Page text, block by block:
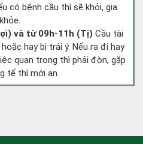
có bệnh cầu thì sẽ khỏi, gia
và từ 09h-11h (Tị) Cầu tài
hay bị trái ý. Nếu ra đi hay
quan trọng thì phải đòn, gặp
tế thì mới an.